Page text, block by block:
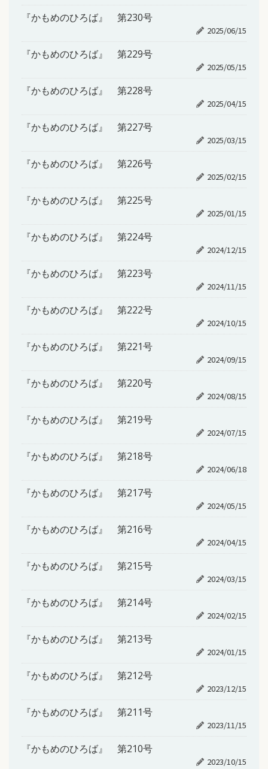
『かもめのひろば』 第230号
2025/06/15
『かもめのひろば』 第229号
2025/05/15
『かもめのひろば』 第228号
2025/04/15
『かもめのひろば』 第227号
2025/03/15
『かもめのひろば』 第226号
2025/02/15
『かもめのひろば』 第225号
2025/01/15
『かもめのひろば』 第224号
2024/12/15
『かもめのひろば』 第223号
2024/11/15
『かもめのひろば』 第222号
2024/10/15
『かもめのひろば』 第221号
2024/09/15
『かもめのひろば』 第220号
2024/08/15
『かもめのひろば』 第219号
2024/07/15
『かもめのひろば』 第218号
2024/06/18
『かもめのひろば』 第217号
2024/05/15
『かもめのひろば』 第216号
2024/04/15
『かもめのひろば』 第215号
2024/03/15
『かもめのひろば』 第214号
2024/02/15
『かもめのひろば』 第213号
2024/01/15
『かもめのひろば』 第212号
2023/12/15
『かもめのひろば』 第211号
2023/11/15
『かもめのひろば』 第210号
2023/10/15